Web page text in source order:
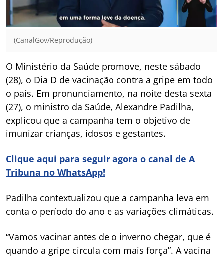
(CanalGov/Reprodução)
O Ministério da Saúde promove, neste sábado
(28), o Dia D de vacinação contra a gripe em todo
o país. Em pronunciamento, na noite desta sexta
(27), o ministro da Saúde, Alexandre Padilha,
explicou que a campanha tem o objetivo de
imunizar crianças, idosos e gestantes.
Clique aqui para seguir agora o canal de A
Tribuna no WhatsApp!
Padilha contextualizou que a campanha leva em
conta o período do ano e as variações climáticas.
“Vamos vacinar antes de o inverno chegar, que é
quando a gripe circula com mais força”. A vacina